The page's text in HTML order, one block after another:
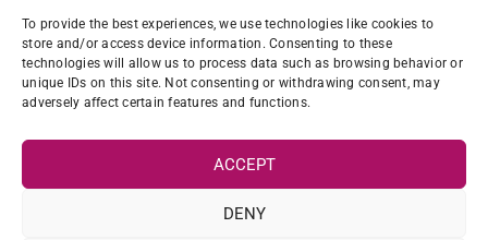
To provide the best experiences, we use technologies like cookies to
store and/or access device information. Consenting to these
technologies will allow us to process data such as browsing behavior or
unique IDs on this site. Not consenting or withdrawing consent, may
adversely affect certain features and functions.
ACCEPT
DENY
Bankgegevens